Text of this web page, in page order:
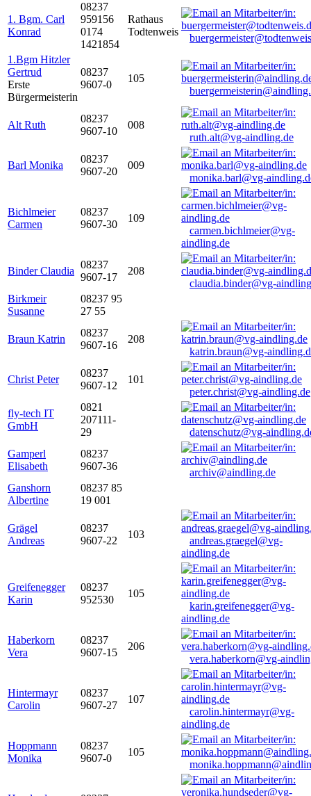
1. Bgm. Carl
Konrad
08237
959156
0174
1421854
Rathaus
Todtenweis
1.Bgm Hitzler
Gertrud
Erste
Bürgermeisterin
08237
9607-0
105
Alt Ruth
08237
9607-10
008
ruth.alt@vg-aindling.de
Barl Monika
08237
9607-20
009
monika.barl@vg-
Bichlmeier
Carmen
08237
9607-30
109
carmen.bichlmeier@vg-
aindling.de
Binder Claudia
08237
9607-17
208
claudia.binder@vg-
Birkmeir
Susanne
08237 95
27 55
Braun Katrin
08237
9607-16
208
katrin.braun@vg-
Christ Peter
08237
9607-12
101
peter.christ@vg-aindling.de
fly-tech IT
GmbH
0821
207111-
29
datenschutz@vg-
Gamperl
Elisabeth
08237
9607-36
archiv@aindling.de
Ganshorn
Albertine
08237 85
19 001
Grägel
Andreas
08237
9607-22
103
andreas.graegel@vg-
aindling.de
Greifenegger
Karin
08237
952530
105
karin.greifenegger@vg-
aindling.de
Haberkorn
Vera
08237
9607-15
206
vera.haberkorn@vg-
Hintermayr
Carolin
08237
9607-27
107
carolin.hintermayr@vg-
aindling.de
Hoppmann
Monika
08237
9607-0
105